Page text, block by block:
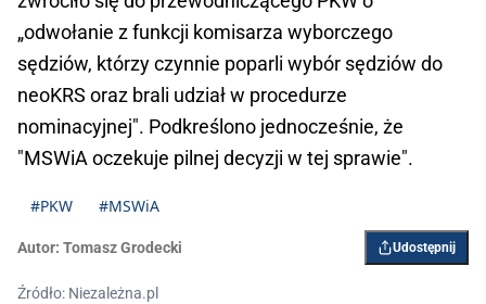
„odwołanie z funkcji komisarza wyborczego
sędziów, którzy czynnie poparli wybór sędziów do
neoKRS oraz brali udział w procedurze
nominacyjnej". Podkreślono jednocześnie, że
"MSWiA oczekuje pilnej decyzji w tej sprawie".
#PKW #MSWiA
Autor: Tomasz Grodecki Udostępnij
Źródło: Niezależna.pl